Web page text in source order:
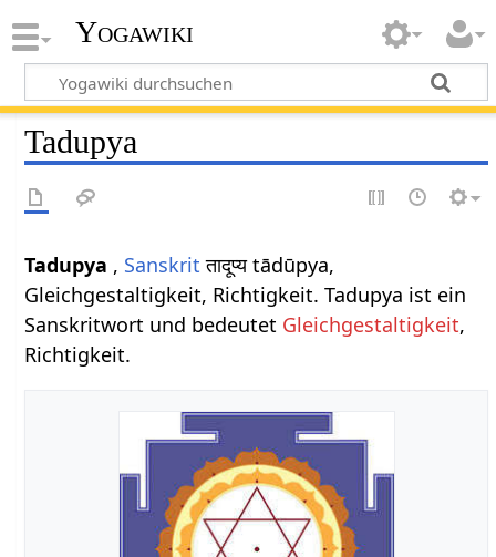
Yogawiki
Tadupya
Tadupya , Sanskrit तादूप्य tādūpya,
Gleichgestaltigkeit, Richtigkeit. Tadupya ist ein
Sanskritwort und bedeutet Gleichgestaltigkeit,
Richtigkeit.